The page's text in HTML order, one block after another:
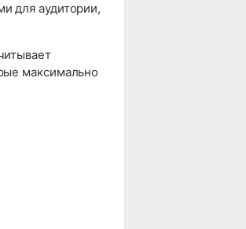
для аудитории,
максимально